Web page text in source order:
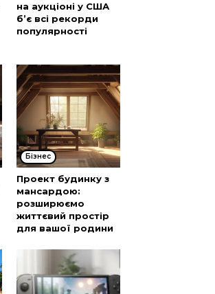
на аукціоні у США
б’є всі рекорди
популярності
Бізнес
Проект будинку з
мансардою:
розширюємо
життєвий простір
для вашої родини